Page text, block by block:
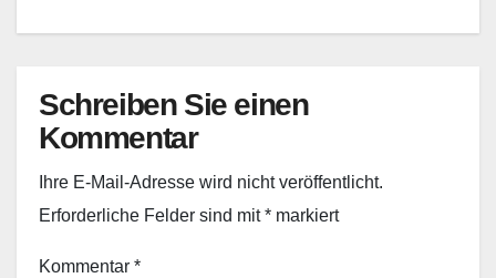
Schreiben Sie einen
Kommentar
Ihre E-Mail-Adresse wird nicht veröffentlicht.
Erforderliche Felder sind mit* markiert
Kommentar *